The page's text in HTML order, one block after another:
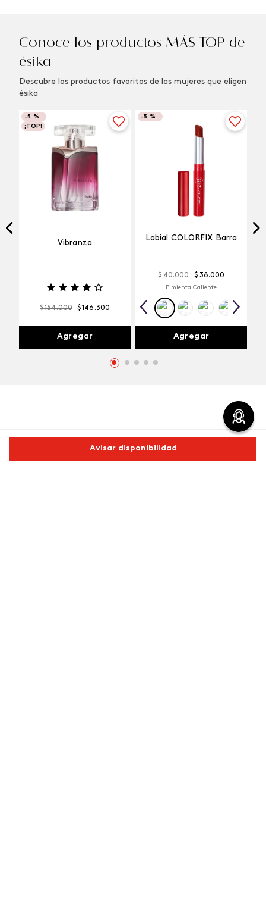
Avisar disponibilidad
Conoce los productos MÁS TOP de
ésika
Descubre los productos favoritos de las mujeres que eligen
ésika
-5 %
¡TOP!
Vibranza
$154.000 $146 .300
Agregar
-5 %
Labial COLORFIX Barra
$ 40.000 $ 38.000
Pimienta Caliente
Agregar
Comentarios